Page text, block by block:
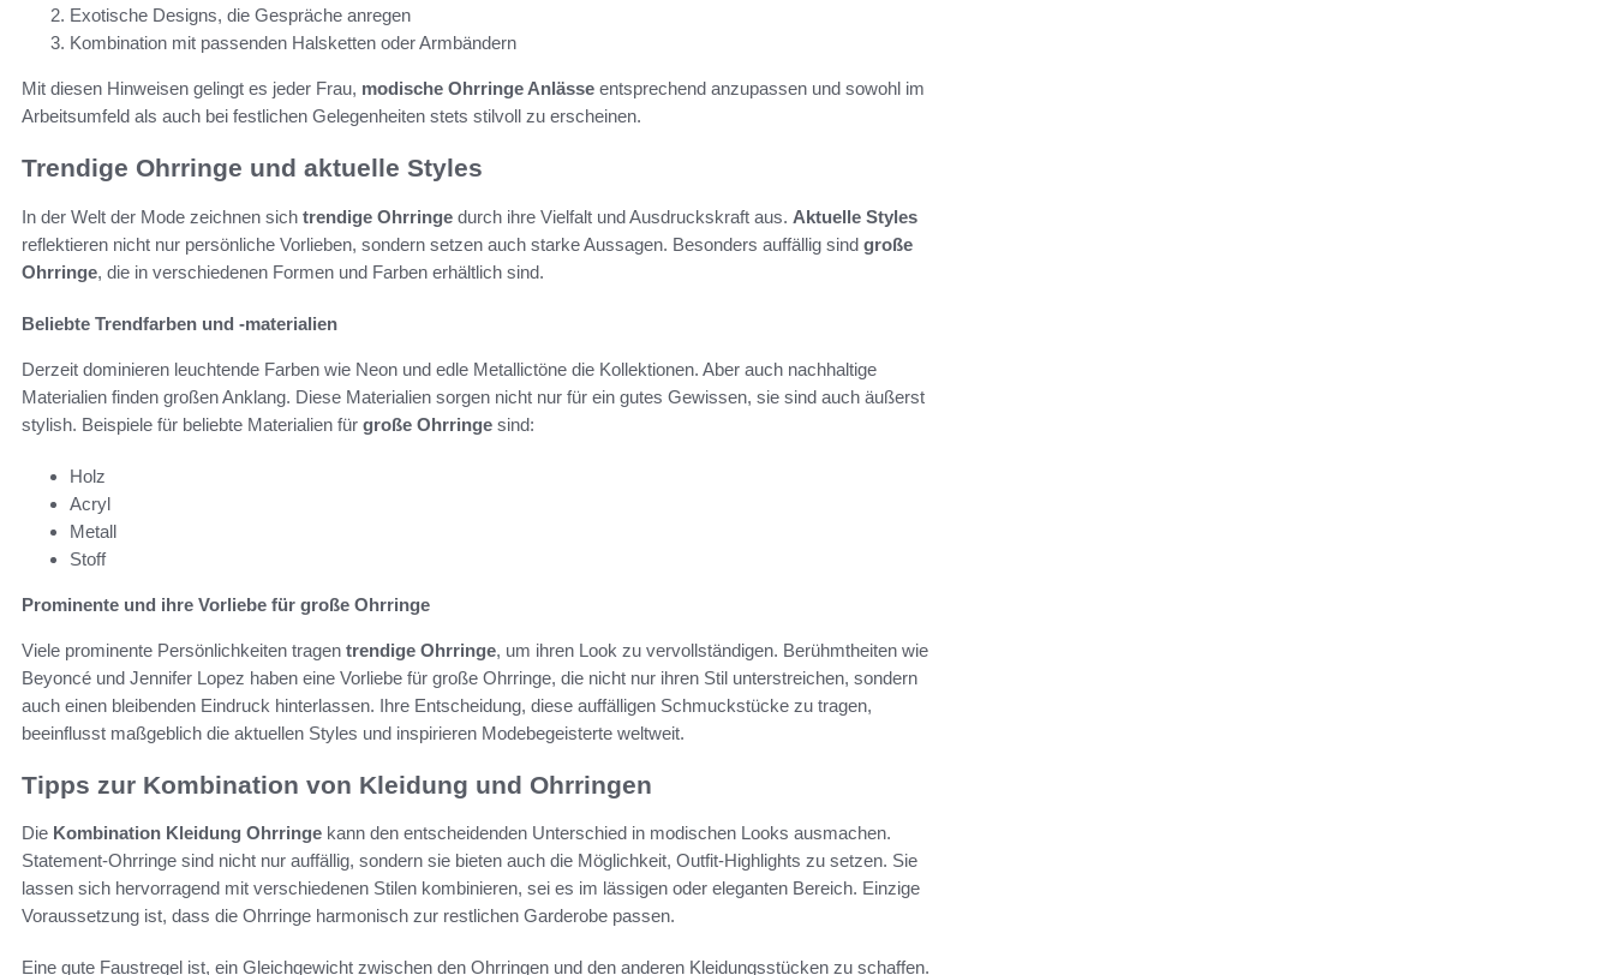
Exotische Designs, die Gespräche anregen
Kombination mit passenden Halsketten oder Armbändern
Mit diesen Hinweisen gelingt es jeder Frau, modische Ohrringe Anlässe entsprechend anzupassen und sowohl im
Arbeitsumfeld als auch bei festlichen Gelegenheiten stets stilvoll zu erscheinen.
Trendige Ohrringe und aktuelle Styles
In der Welt der Mode zeichnen sich trendige Ohrringe durch ihre Vielfalt und Ausdruckskraft aus. Aktuelle Styles
reflektieren nicht nur persönliche Vorlieben, sondern setzen auch starke Aussagen. Besonders auffällig sind große
Ohrringe, die in verschiedenen Formen und Farben erhältlich sind.
Beliebte Trendfarben und -materialien
Derzeit dominieren leuchtende Farben wie Neon und edle Metallictöne die Kollektionen. Aber auch nachhaltige
Materialien finden großen Anklang. Diese Materialien sorgen nicht nur für ein gutes Gewissen, sie sind auch äußerst
stylish. Beispiele für beliebte Materialien für große Ohrringe sind:
Holz
Acryl
Metall
Stoff
Prominente und ihre Vorliebe für große Ohrringe
Viele prominente Persönlichkeiten tragen trendige Ohrringe, um ihren Look zu vervollständigen. Berühmtheiten wie
Beyoncé und Jennifer Lopez haben eine Vorliebe für große Ohrringe, die nicht nur ihren Stil unterstreichen, sondern
auch einen bleibenden Eindruck hinterlassen. Ihre Entscheidung, diese auffälligen Schmuckstücke zu tragen,
beeinflusst maßgeblich die aktuellen Styles und inspirieren Modebegeisterte weltweit.
Tipps zur Kombination von Kleidung und Ohrringen
Die Kombination Kleidung Ohrringe kann den entscheidenden Unterschied in modischen Looks ausmachen.
Statement-Ohrringe sind nicht nur auffällig, sondern sie bieten auch die Möglichkeit, Outfit-Highlights zu setzen. Sie
lassen sich hervorragend mit verschiedenen Stilen kombinieren, sei es im lässigen oder eleganten Bereich. Einzige
Voraussetzung ist, dass die Ohrringe harmonisch zur restlichen Garderobe passen.
Eine gute Faustregel ist, ein Gleichgewicht zwischen den Ohrringen und den anderen Kleidungsstücken zu schaffen.